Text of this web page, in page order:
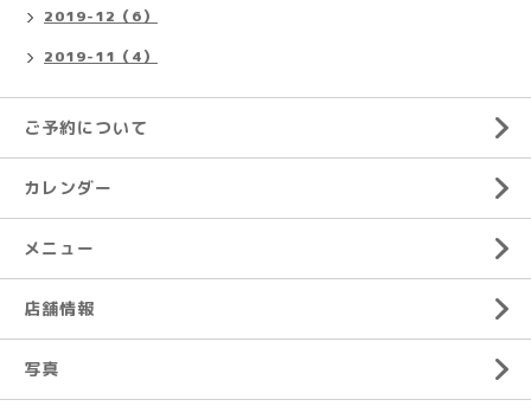
2019-12（6）
2019-11（4）
ご予約について
カレンダー
メニュー
店舗情報
写真